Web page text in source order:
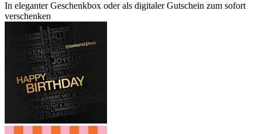
In eleganter Geschenkbox oder als digitaler Gutschein zum sofort
verschenken